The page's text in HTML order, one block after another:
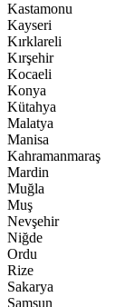
Kastamonu
Kayseri
Kırklareli
Kırşehir
Kocaeli
Konya
Kütahya
Malatya
Manisa
Kahramanmaraş
Mardin
Muğla
Muş
Nevşehir
Niğde
Ordu
Rize
Sakarya
Samsun